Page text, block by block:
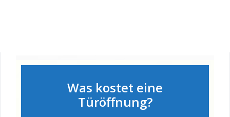
Was kostet eine
Türöffnung?